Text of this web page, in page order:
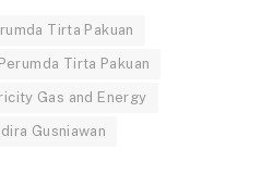
Tirta Pakuan
Perumda Tirta Pakuan
Gas and Energy
Gusniawan